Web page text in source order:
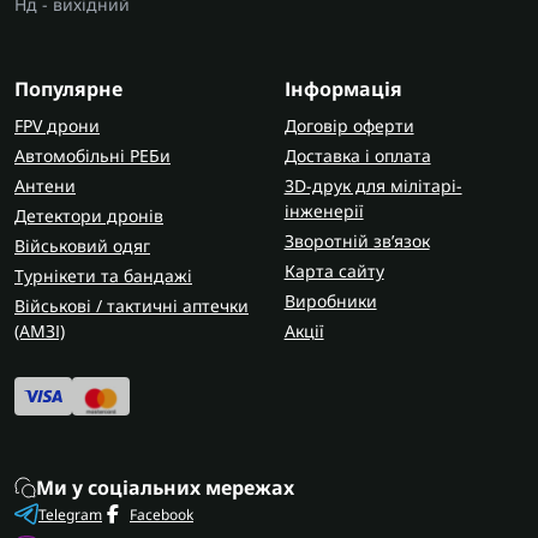
камуфляжні кобури,
доставкою по Україні.
Популярне
FPV дрони
Автомобільні РЕБи
Антени
Детектори дронів
Військовий одяг
Турнікети та бандажі
Військові / тактичні аптечки
(AMЗІ)
Інформація
Договір оферти
Доставка і оплата
3D-друк для мілітарі-
інженерії
Зворотній зв’язок
Карта сайту
Виробники
Акції
Ми у соціальних мережах
Telegram
Facebook